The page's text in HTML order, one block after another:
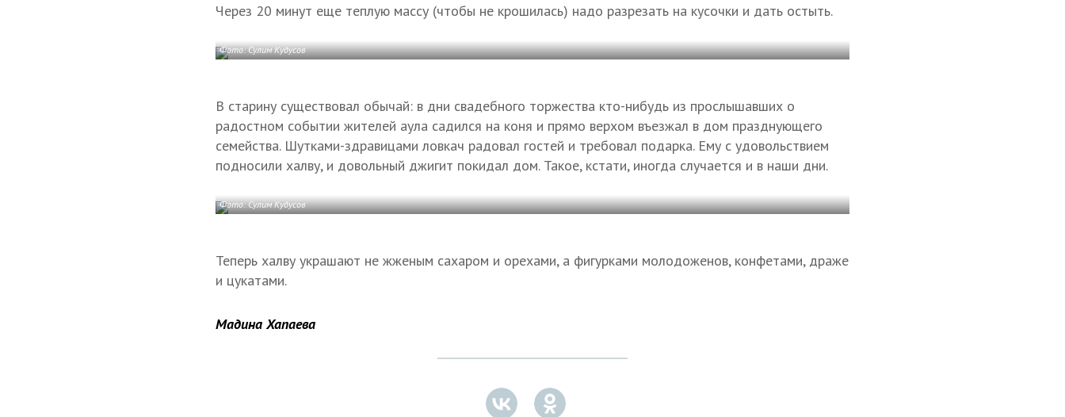
Через 20 минут еще теплую массу (чтобы не крошилась) надо разрезать на кусочки и дать остыть.
Фото: Сулим Кудусов
В старину существовал обычай: в дни свадебного торжества кто-нибудь из прослышавших о
радостном событии жителей аула садился на коня и прямо верхом въезжал в дом празднующего
семейства. Шутками-здравицами ловкач радовал гостей и требовал подарка. Ему с удовольствием
подносили халву, и довольный джигит покидал дом. Такое, кстати, иногда случается и в наши дни.
Фото: Сулим Кудусов
Теперь халву украшают не жженым сахаром и орехами, а фигурками молодоженов, конфетами, драже
и цукатами.
Мадина Хапаева